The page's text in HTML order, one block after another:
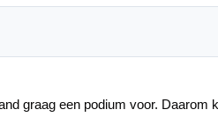
graag een podium voor. Daarom